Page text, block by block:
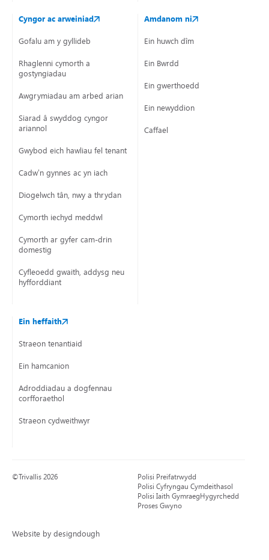
Cyngor ac arweiniad
Gofalu am y gyllideb
Rhaglenni cymorth a
gostyngiadau
Awgrymiadau am arbed arian
Siarad â swyddog cyngor
ariannol
Gwybod eich hawliau fel tenant
Cadw’n gynnes ac yn iach
Diogelwch tân, nwy a thrydan
Cymorth iechyd meddwl
Cymorth ar gyfer cam-drin
domestig
Cyfleoedd gwaith, addysg neu
hyfforddiant
Amdanom ni
Ein huwch dîm
Ein Bwrdd
Ein gwerthoedd
Ein newyddion
Caffael
Ein heffaith
Straeon tenantiaid
Ein hamcanion
Adroddiadau a dogfennau
corfforaethol
Straeon cydweithwyr
©Trivallis 2026
Website by designdough
Polisi Preifatrwydd
Polisi Cyfryngau Cymdeithasol
Polisi Iaith Gymraeg Hygyrchedd
Proses Gwyno